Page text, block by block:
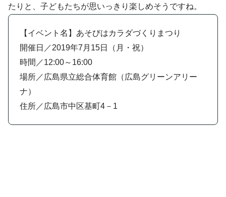
たりと、子どもたちが思いっきり楽しめそうですね。
【イベント名】あそびはカラダづくりまつり
開催日／2019年7月15日（月・祝）
時間／12:00～16:00
場所／広島県立総合体育館（広島グリーンアリー
ナ）
住所／広島市中区基町4－1